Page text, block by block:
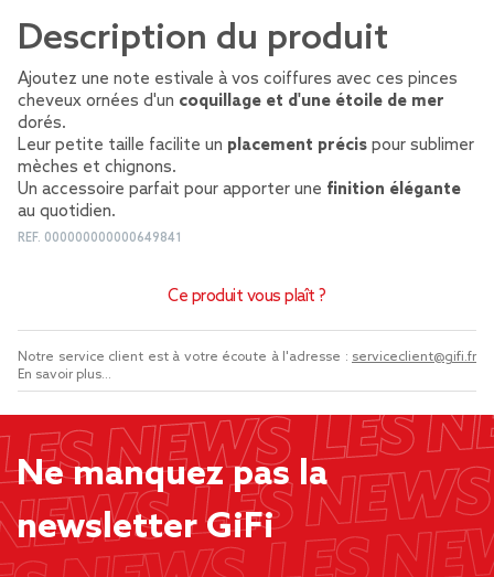
Description du produit
Ajoutez une note estivale à vos coiffures avec ces pinces
cheveux ornées d'un coquillage et d'une étoile de mer
dorés.
Leur petite taille facilite un placement précis pour sublimer
mèches et chignons.
Un accessoire parfait pour apporter une finition élégante
au quotidien.
REF. 000000000000649841
Ce produit vous plaît ?
Notre service client est à votre écoute à l'adresse : serviceclient@gifi.fr
En savoir plus...
Ne manquez pas la
newsletter GiFi